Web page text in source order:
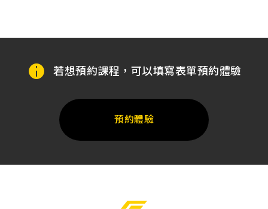
若想預約課程，可以填寫表單預約體驗
預約體驗